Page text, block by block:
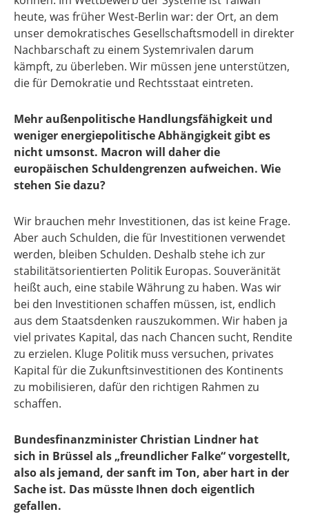
heute, was früher West-Berlin war: der Ort, an dem
unser demokratisches Gesellschaftsmodell in direkter
Nachbarschaft zu einem Systemrivalen darum
kämpft, zu überleben. Wir müssen jene unterstützen,
die für Demokratie und Rechtsstaat eintreten.
Mehr außenpolitische Handlungsfähigkeit und
weniger energiepolitische Abhängigkeit gibt es
nicht umsonst. Macron will daher die
europäischen Schuldengrenzen aufweichen. Wie
stehen Sie dazu?
Wir brauchen mehr Investitionen, das ist keine Frage.
Aber auch Schulden, die für Investitionen verwendet
werden, bleiben Schulden. Deshalb stehe ich zur
stabilitätsorientierten Politik Europas. Souveränität
heißt auch, eine stabile Währung zu haben. Was wir
bei den Investitionen schaffen müssen, ist, endlich
aus dem Staatsdenken rauszukommen. Wir haben ja
viel privates Kapital, das nach Chancen sucht, Rendite
zu erzielen. Kluge Politik muss versuchen, privates
Kapital für die Zukunftsinvestitionen des Kontinents
zu mobilisieren, dafür den richtigen Rahmen zu
schaffen.
Bundesfinanzminister Christian Lindner hat
sich in Brüssel als „freundlicher Falke“ vorgestellt,
also als jemand, der sanft im Ton, aber hart in der
Sache ist. Das müsste Ihnen doch eigentlich
gefallen.